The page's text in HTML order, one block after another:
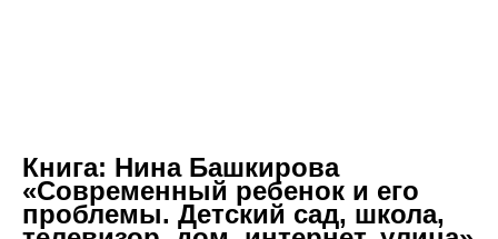
Книга: Нина Башкирова
«Современный ребенок и его
проблемы. Детский сад, школа,